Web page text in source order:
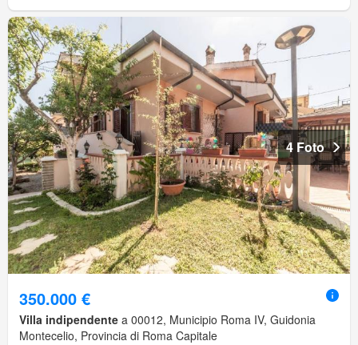
4 Foto
350.000 €
Villa indipendente a 00012, Municipio Roma IV, Guidonia
Montecelio, Provincia di Roma Capitale